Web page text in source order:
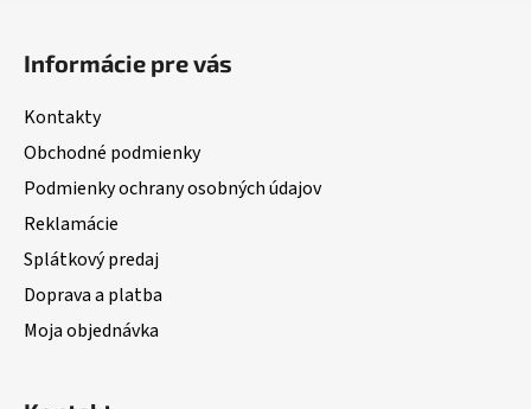
Informácie pre vás
Kontakty
Obchodné podmienky
Podmienky ochrany osobných údajov
Reklamácie
Splátkový predaj
Doprava a platba
Moja objednávka